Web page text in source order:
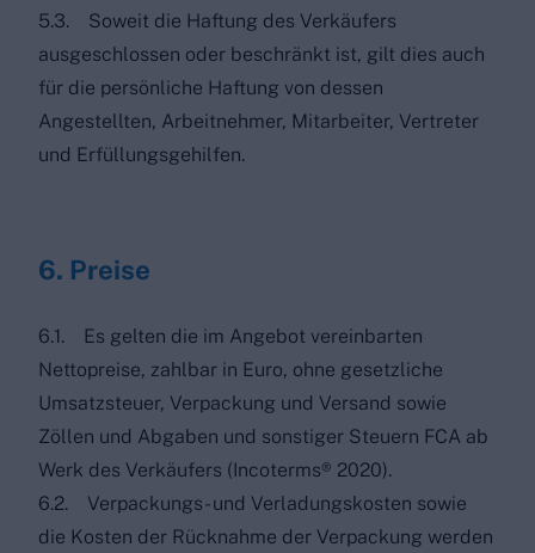
5.3. Soweit die Haftung des Verkäufers
ausgeschlossen oder beschränkt ist, gilt dies auch
für die persönliche Haftung von dessen
Angestellten, Arbeitnehmer, Mitarbeiter, Vertreter
und Erfüllungsgehilfen.
6. Preise
6.1. Es gelten die im Angebot vereinbarten
Nettopreise, zahlbar in Euro, ohne gesetzliche
Umsatzsteuer, Verpackung und Versand sowie
Zöllen und Abgaben und sonstiger Steuern FCA ab
Werk des Verkäufers (Incoterms® 2020).
6.2. Verpackungs- und Verladungskosten sowie
die Kosten der Rücknahme der Verpackung werden